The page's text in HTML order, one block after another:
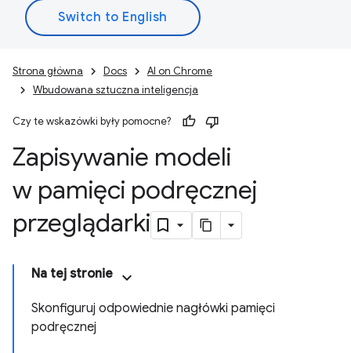
Strona główna Docs
AI on Chrome
Wbudowana sztuczna inteligencja
Czy te wskazówki były pomocne?
Zapisywanie modeli
w pamięci podręcznej
przeglądarki
Na tej stronie
Skonfiguruj odpowiednie nagłówki pamięci
podręcznej